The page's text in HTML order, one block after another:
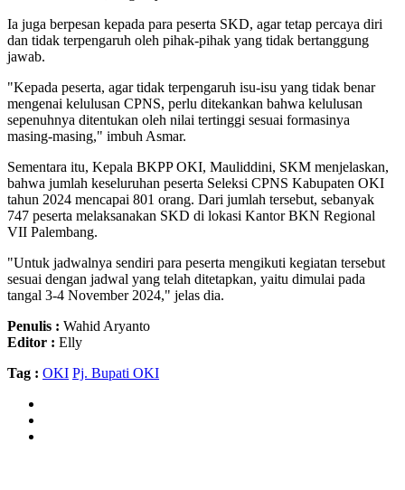
Ia juga berpesan kepada para peserta SKD, agar tetap percaya diri
dan tidak terpengaruh oleh pihak-pihak yang tidak bertanggung
jawab.
"Kepada peserta, agar tidak terpengaruh isu-isu yang tidak benar
mengenai kelulusan CPNS, perlu ditekankan bahwa kelulusan
sepenuhnya ditentukan oleh nilai tertinggi sesuai formasinya
masing-masing," imbuh Asmar.
Sementara itu, Kepala BKPP OKI, Mauliddini, SKM menjelaskan,
bahwa jumlah keseluruhan peserta Seleksi CPNS Kabupaten OKI
tahun 2024 mencapai 801 orang. Dari jumlah tersebut, sebanyak
747 peserta melaksanakan SKD di lokasi Kantor BKN Regional
VII Palembang.
"Untuk jadwalnya sendiri para peserta mengikuti kegiatan tersebut
sesuai dengan jadwal yang telah ditetapkan, yaitu dimulai pada
tangal 3-4 November 2024," jelas dia.
Penulis : Wahid Aryanto
Editor : Elly
Tag : OKI Pj. Bupati OKI